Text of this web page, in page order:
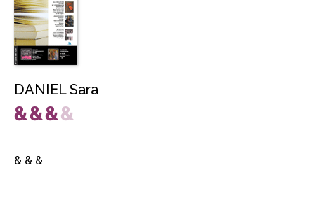
DANIEL Sara
& & &